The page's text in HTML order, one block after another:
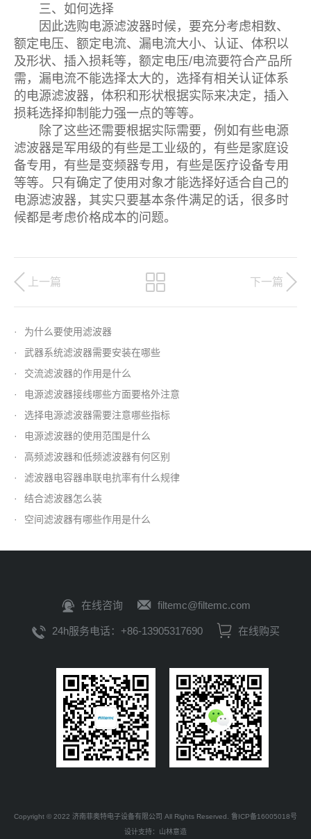
三、如何选择
因此选购电源滤波器时候，要充分考虑相数、
额定电压、额定电流、漏电流大小、认证、体积以
及形状、插入损耗等，额定电压/电流要符合产品所
需，漏电流不能选择太大的，选择有相关认证体系
的电源滤波器，体积和形状根据实际来决定，插入
损耗选择抑制能力强一点的等等。
除了这些还需要根据实际需要，例如有些电源
滤波器是军用级的有些是工业级的，有些是家庭设
备专用，有些是变频器专用，有些是医疗设备专用
等等。只有确定了使用对象才能选择好适合自己的
电源滤波器，其实只要基本条件满足的话，很多时
候都是考虑价格成本的问题。
上一篇 下一篇
·
为什么要使用滤波器
·
武器系统滤波器需要安装在哪些
·
交流滤波器的作用是什么
·
电源滤波器接线哪些方面要格外注意
·
选择电源滤波器需要注意哪些指标
·
电源滤波器的使用范围是什么
·
高频滤波器和低频滤波器有何区别
·
滤波器电容器串联电抗率有什么规律
·
结合滤波器怎么装
·
空间滤波器有哪些作用是什么
在线咨询 filtemc@filtemc.com
24h服务电话：+86-13905317690 在线购买
Copyright © 2022 济南菲奥特电子设备有限公司 All Rights Reserved. 鲁ICP备16005018号
设计支持： 山林意造